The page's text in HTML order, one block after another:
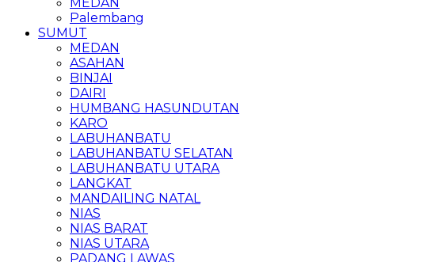
Palembang
SUMUT
MEDAN
ASAHAN
BINJAI
DAIRI
HUMBANG HASUNDUTAN
KARO
LABUHANBATU
LABUHANBATU SELATAN
LABUHANBATU UTARA
LANGKAT
MANDAILING NATAL
NIAS
NIAS BARAT
NIAS UTARA
PADANG LAWAS